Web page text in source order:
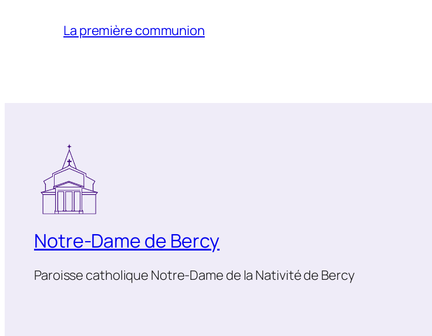
La première communion
Notre-Dame de Bercy
Paroisse catholique Notre-Dame de la Nativité de Bercy